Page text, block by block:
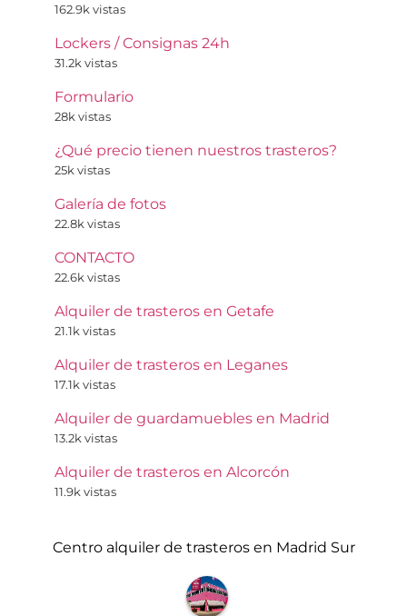
162.9k vistas
Lockers / Consignas 24h
31.2k vistas
Formulario
28k vistas
¿Qué precio tienen nuestros trasteros?
25k vistas
Galería de fotos
22.8k vistas
CONTACTO
22.6k vistas
Alquiler de trasteros en Getafe
21.1k vistas
Alquiler de trasteros en Leganes
17.1k vistas
Alquiler de guardamuebles en Madrid
13.2k vistas
Alquiler de trasteros en Alcorcón
11.9k vistas
Centro alquiler de trasteros en Madrid Sur